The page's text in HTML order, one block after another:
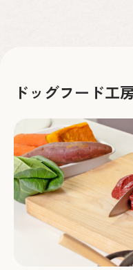
ドッグフード工